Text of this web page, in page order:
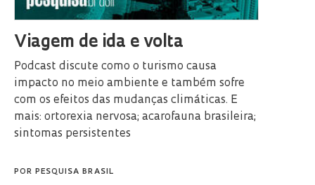
Viagem de ida e volta
Podcast discute como o turismo causa
impacto no meio ambiente e também sofre
com os efeitos das mudanças climáticas. E
mais: ortorexia nervosa; acarofauna brasileira;
sintomas persistentes
POR PESQUISA BRASIL